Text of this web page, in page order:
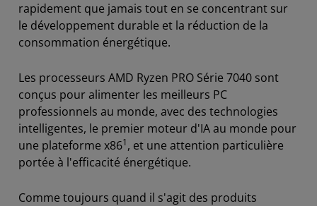
rapidement que jamais tout en se concentrant sur
le développement durable et la réduction de la
consommation énergétique.
Les processeurs AMD Ryzen PRO Série 7040 sont
conçus pour alimenter les meilleurs PC
professionnels au monde, avec des technologies
intelligentes, le premier moteur d'IA au monde pour
une plateforme x861, et une attention particulière
portée à l'efficacité énergétique.
Comme toujours quand il s'agit des produits